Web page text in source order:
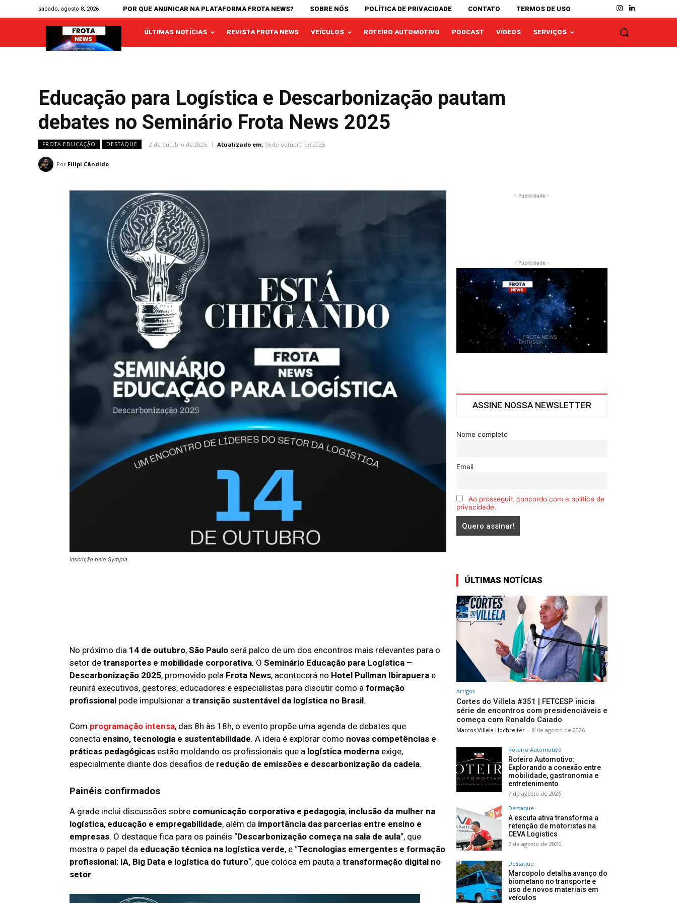
sábado, agosto 8, 2026 POR QUE ANUNICAR NA PLATAFORMA FROTA NEWS? SOBRE NÓS POLÍTICA DE PRIVACIDADE CONTATO TERMOS DE USO
ÚLTIMAS NOTÍCIAS REVISTA FROTA NEWS VEÍCULOS ROTEIRO AUTOMOTIVO PODCAST VÍDEOS SERVIÇOS
Educação para Logística e Descarbonização pautam
debates no Seminário Frota News 2025
FROTA EDUCAÇÃO DESTAQUE 2 de outubro de 2025 Atualizado em: 15 de outubro de 2025
Por Filipi Cândido
Inscrição pelo Sympla
No próximo dia 14 de outubro, São Paulo será palco de um dos encontros mais relevantes para o
setor de transportes e mobilidade corporativa. O Seminário Educação para Logística –
Descarbonização 2025, promovido pela Frota News, acontecerá no Hotel Pullman Ibirapuera e
reunirá executivos, gestores, educadores e especialistas para discutir como a formação
profissional pode impulsionar a transição sustentável da logística no Brasil.
Com programação intensa, das 8h às 18h, o evento propõe uma agenda de debates que
conecta ensino, tecnologia e sustentabilidade. A ideia é explorar como novas competências e
práticas pedagógicas estão moldando os profissionais que a logística moderna exige,
especialmente diante dos desafios de redução de emissões e descarbonização da cadeia.
Painéis confirmados
A grade inclui discussões sobre comunicação corporativa e pedagogia, inclusão da mulher na
logística, educação e empregabilidade, além da importância das parcerias entre ensino e
empresas. O destaque fica para os painéis “Descarbonização começa na sala de aula“, que
mostra o papel da educação técnica na logística verde, e “Tecnologias emergentes e formação
profissional: IA, Big Data e logística do futuro“, que coloca em pauta a transformação digital no
setor.
- Publicidade -
- Publicidade -
ASSINE NOSSA NEWSLETTER
Nome completo
Email
Ao prosseguir, concordo com a política de
privacidade.
ÚLTIMAS NOTÍCIAS
Artigos
Cortes do Villela #351 | FETCESP inicia
série de encontros com presidenciáveis e
começa com Ronaldo Caiado
Marcos Villela Hochreiter - 8 de agosto de 2026
Roteiro Automotivo
Roteiro Automotivo:
Explorando a conexão entre
mobilidade, gastronomia e
entretenimento
7 de agosto de 2026
Destaque
A escuta ativa transforma a
retenção de motoristas na
CEVA Logistics
7 de agosto de 2026
Destaque
Marcopolo detalha avanço do
biometano no transporte e
uso de novos materiais em
veículos